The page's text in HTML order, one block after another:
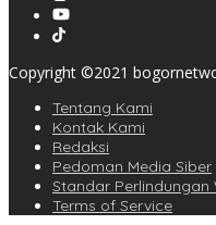
Copyright ©2021
Tentang Kami
Kontak Kami
Redaksi
Pedoman Media Siber
Standar Perlindungan
Terms of Service